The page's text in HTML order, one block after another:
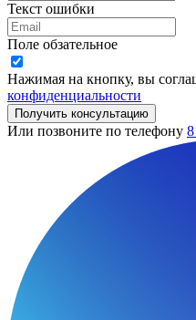
Текст ошибки
Поле обзательное
Нажимая на кнопку, вы
конфиденциальности
Получить консультацию
Или позвоните по телефону